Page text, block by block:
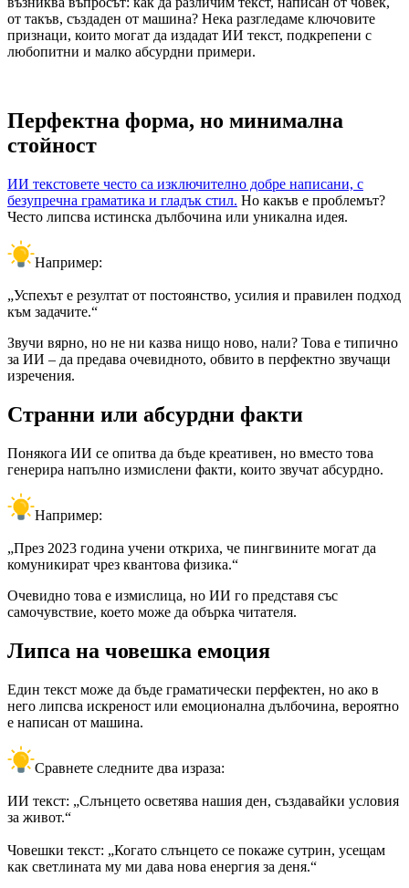
от такъв, създаден от машина? Нека разгледаме ключовите
признаци, които могат да издадат ИИ текст, подкрепени с
любопитни и малко абсурдни примери.
Перфектна форма, но минимална
стойност
ИИ текстовете често са изключително добре написани, с
безупречна граматика и гладък стил. Но какъв е проблемът?
Често липсва истинска дълбочина или уникална идея.
Например:
„Успехът е резултат от постоянство, усилия и правилен подход
към задачите.“
Звучи вярно, но не ни казва нищо ново, нали? Това е типично
за ИИ – да предава очевидното, обвито в перфектно звучащи
изречения.
Странни или абсурдни факти
Понякога ИИ се опитва да бъде креативен, но вместо това
генерира напълно измислени факти, които звучат абсурдно.
Например:
„През 2023 година учени откриха, че пингвините могат да
комуникират чрез квантова физика.“
Очевидно това е измислица, но ИИ го представя със
самочувствие, което може да обърка читателя.
Липса на човешка емоция
Един текст може да бъде граматически перфектен, но ако в
него липсва искреност или емоционална дълбочина, вероятно
е написан от машина.
Сравнете следните два израза:
ИИ текст: „Слънцето осветява нашия ден, създавайки условия
за живот.“
Човешки текст: „Когато слънцето се покаже сутрин, усещам
как светлината му ми дава нова енергия за деня.“